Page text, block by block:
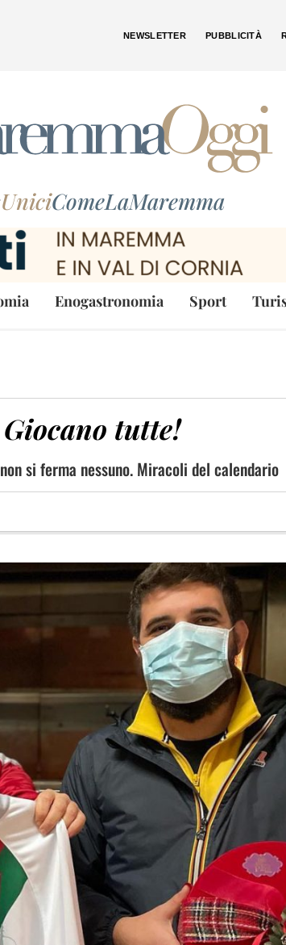
NEWSLETTER PUBBLICITÀ
UniciComeLaMaremma
Enogastronomia Sport
tutte!
si ferma nessuno. Miracoli del calendario